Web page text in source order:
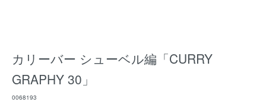
カリーバー シューベル編「CURRY
GRAPHY 30」
0068193